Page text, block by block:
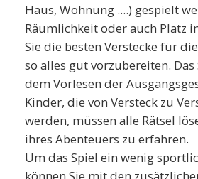
Haus, Wohnung ....) gespielt
Räumlichkeit oder auch Platz
Sie die besten Verstecke für
so alles gut vorzubereiten.
dem Vorlesen der
Kinder, die von Versteck zu
werden, müssen alle Rätsel
ihres Abenteuers zu erfahren.
Um das Spiel ein wenig